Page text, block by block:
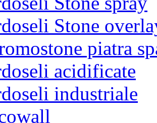
Stone
piatra
acidificate
industriale